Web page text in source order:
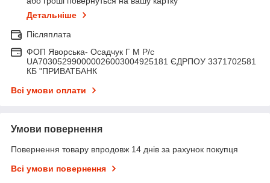
Детальніше
Післяплата
ФОП Яворська- Осадчук Г М Р/c
UA703052990000026003004925181 ЄДРПОУ 3371702581
КБ "ПРИВАТБАНК
Всі умови оплати
Умови повернення
Повернення товару впродовж 14 днів за рахунок покупця
Всі умови повернення